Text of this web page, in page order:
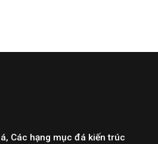
Các hạng mục đá kiến trúc